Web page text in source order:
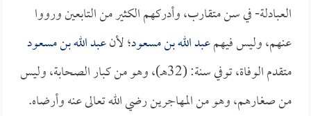
العبادلة- في سن متقارب، وأدركهم الكثير من التابعين ورووا
عنهم، وليس فيهمعبد الله بن مسعود؛ لأنعبد الله بن مسعود
متقدم الوفاة، توفي سنة: (32هـ)، وهو من كبار الصحابة، وليس
من صغارهم، وهو من المهاجرين رضي الله تعالى عنه وأرضاه.